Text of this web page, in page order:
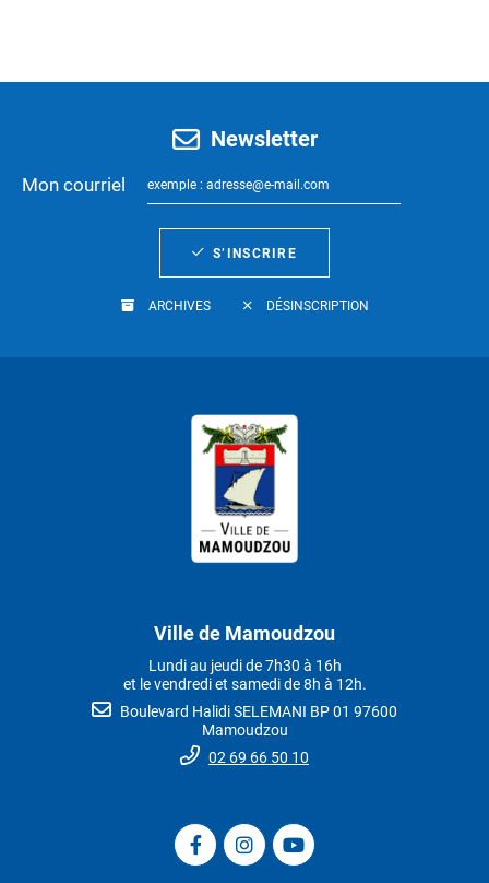
Newsletter
Mon courriel
S’INSCRIRE
ARCHIVES DÉSINSCRIPTION
Ville de Mamoudzou
Lundi au jeudi de 7h30 à 16h
et le vendredi et samedi de 8h à 12h.
Boulevard Halidi SELEMANI BP 01 97600
Mamoudzou
02 69 66 50 10